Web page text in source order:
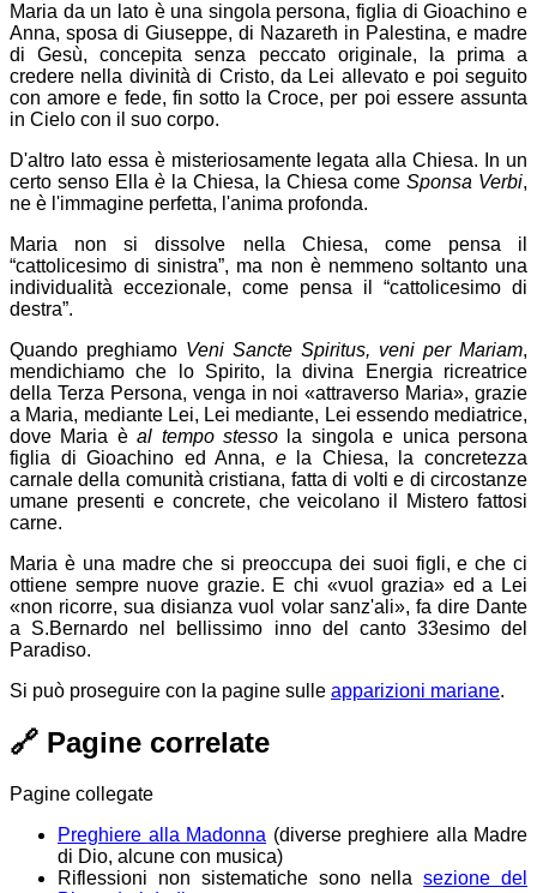
Maria da un lato è una singola persona, figlia di Gioachino e
Anna, sposa di Giuseppe, di Nazareth in Palestina, e madre
di Gesù, concepita senza peccato originale, la prima a
credere nella divinità di Cristo, da Lei allevato e poi seguito
con amore e fede, fin sotto la Croce, per poi essere assunta
in Cielo con il suo corpo.
D'altro lato essa è misteriosamente legata alla Chiesa. In un
certo senso Ella è la Chiesa, la Chiesa come Sponsa Verbi,
ne è l'immagine perfetta, l'anima profonda.
Maria non si dissolve nella Chiesa, come pensa il
“cattolicesimo di sinistra”, ma non è nemmeno soltanto una
individualità eccezionale, come pensa il “cattolicesimo di
destra”.
Quando preghiamo Veni Sancte Spiritus, veni per Mariam,
mendichiamo che lo Spirito, la divina Energia ricreatrice
della Terza Persona, venga in noi attraverso Maria , grazie
a Maria, mediante Lei, Lei mediante, Lei essendo mediatrice,
dove Maria èal tempo stesso la singola e unica persona
figlia di Gioachino ed Anna, ela Chiesa, la concretezza
carnale della comunità cristiana, fatta di volti e di circostanze
umane presenti e concrete, che veicolano il Mistero fattosi
carne.
Maria è una madre che si preoccupa dei suoi figli, e che ci
ottiene sempre nuove grazie. E chi «vuol grazia» ed a Lei
«non ricorre, sua disianza vuol volar sanz'ali», fa dire Dante
a S.Bernardo nel bellissimo inno del canto 33esimo del
Paradiso.
Si può proseguire con la pagine sulle apparizioni mariane.
🔗 Pagine correlate
Pagine collegate
Preghiere alla Madonna (diverse preghiere alla Madre
di Dio, alcune con musica)
Riflessioni non sistematiche sono nellasezione del